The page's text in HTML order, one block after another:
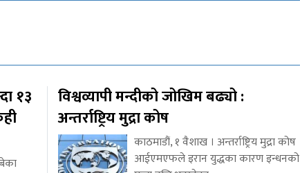
१३
विश्वव्यापी मन्दीको जोखिम बढ्यो :
अन्तर्राष्ट्रिय मुद्रा कोष
काठमाडौं, १ वैशाख । अन्तर्राष्ट्रिय मुद्रा कोष
आईएमएफले इरान युद्धका कारण इन्धनको